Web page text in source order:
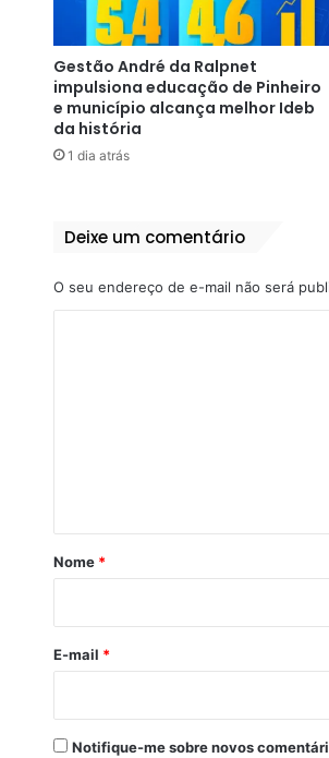
Gestão André da Ralpnet
impulsiona educação de Pinheiro
e município alcança melhor Ideb
da história
1 dia atrás
Deixe um comentário
O seu endereço de e-mail não será
r
*
Nome *
E-mail *
Notifique-me sobre novos